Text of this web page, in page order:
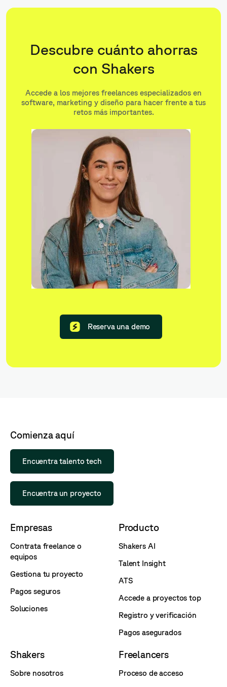
Descubre cuánto ahorras
con Shakers
Accede a los mejores freelances especializados en
software, marketing y diseño para hacer frente a tus
retos más importantes.
Reserva una demo
Comienza aquí
Encuentra talento tech
Encuentra un proyecto
Empresas
Contrata freelance o
equipos
Gestiona tu proyecto
Pagos seguros
Soluciones
Producto
Shakers AI
Talent Insight
ATS
Accede a proyectos top
Registro y verificación
Pagos asegurados
Shakers
Sobre nosotros
Freelancers
Proceso de acceso